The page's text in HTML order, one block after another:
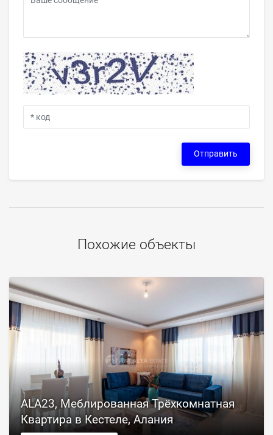
Отправить
Похожие объекты
ALA23, Меблированная Трёхкомнатная
Квартира в Кестеле, Алания